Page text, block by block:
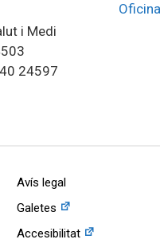
i Medi
24597
Avís legal
Galetes
Accesibilitat